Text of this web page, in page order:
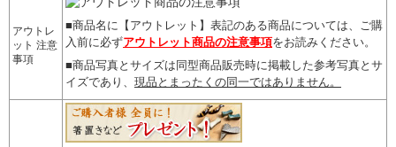
アウトレ
ット 注意
事項
■商品名に【アウトレット】表記のある商品については、
ご購
入前に必ずアウトレット商品の注意事項をお読みください。
■商品写真とサイズは同型商品販売時に掲載した参考写真とサ
イズであり、 現品とまったくの同一ではありません。